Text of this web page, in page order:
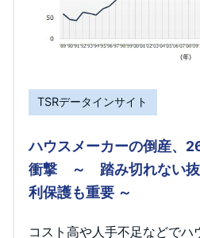
TSRデータインサイト
ハウスメーカーの倒産、
衝撃 ～ 踏み切れない抜
利保護も重要 ～
コスト高や人手不足などでハ